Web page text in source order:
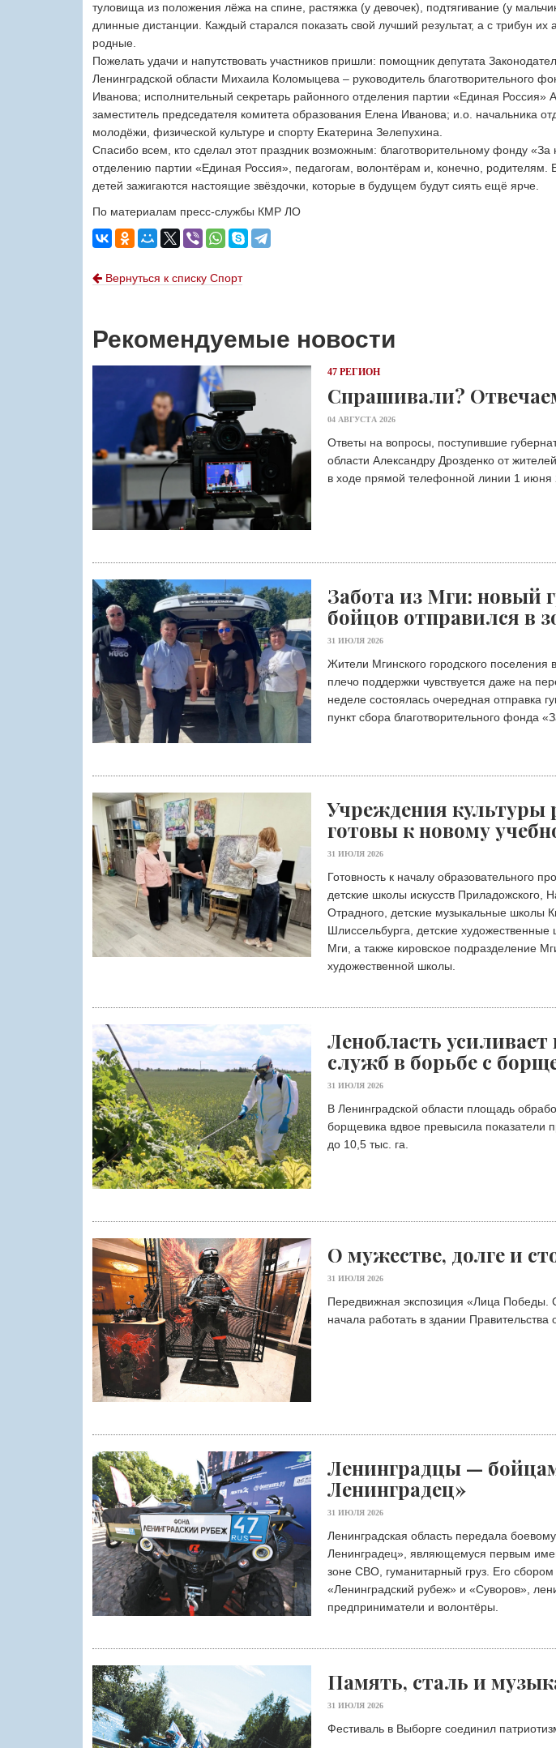
туловища из положения лёжа на спине, растяжка (у девочек), подтягивание (у
длинные дистанции. Каждый старался показать свой лучший результат, а с трибун их
родные.
Пожелать удачи и напутствовать участников пришли: помощник депутата
Ленинградской области Михаила Коломыцева – руководитель благотворительного
Иванова; исполнительный секретарь районного отделения партии «Единая Россия»
заместитель председателя комитета образования Елена Иванова; и.о. начальника
молодёжи, физической культуре и спорту Екатерина Зелепухина.
Спасибо всем, кто сделал этот праздник возможным: благотворительному фонду
отделению партии «Единая Россия», педагогам, волонтёрам и, конечно, родителям.
детей зажигаются настоящие звёздочки, которые в будущем будут сиять ещё ярче.
По материалам пресс-службы КМР ЛО
Вернуться к списку Спорт
Рекомендуемые новости
47 РЕГИОН
Спрашивали?
04 АВГУСТА 2026
Ответы на вопросы, поступившие
области Александру Дрозденко от
в ходе прямой телефонной линии 1 июня
Забота из Мги: новый
бойцов отправился в
31 ИЮЛЯ 2026
Жители Мгинского городского поселения
плечо поддержки чувствуется даже на
неделе состоялась очередная отправка
пункт сбора благотворительного фонда
Учреждения культуры
готовы к новому
31 ИЮЛЯ 2026
Готовность к началу образовательного
детские школы искусств Приладожского,
Отрадного, детские музыкальные школы
Шлиссельбурга, детские
Мги, а также кировское подразделение
художественной школы.
Ленобласть
служб в борьбе с
31 ИЮЛЯ 2026
В Ленинградской области площадь
борщевика вдвое превысила показатели
до 10,5 тыс. га.
О мужестве, долге и
31 ИЮЛЯ 2026
Передвижная экспозиция «Лица Победы.
начала работать в здании Правительства
Ленинградцы —
Ленинградец»
31 ИЮЛЯ 2026
Ленинградская область передала
Ленинградец», являющемуся первым
зоне СВО, гуманитарный груз. Его
«Ленинградский рубеж» и «Суворов»,
предприниматели и волонтёры.
Память, сталь и
31 ИЮЛЯ 2026
Фестиваль в Выборге соединил